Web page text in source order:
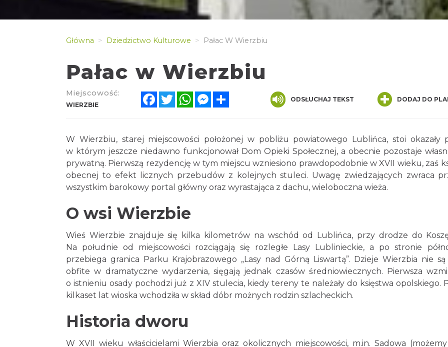
Główna Dziedzictwo Kulturowe Pałac W Wierzbiu
Pałac w Wierzbiu
Miejscowość:
WIERZBIE
FacebookTwitterWhatsAppMessenger ODSŁUCHAJ TEKST DODAJ DO
W Wierzbiu, starej miejscowości położonej w pobliżu powiatowego Lublińca, stoi okazały
w którym jeszcze niedawno funkcjonował Dom Opieki Społecznej, a obecnie pozostaje
prywatną. Pierwszą rezydencję w tym miejscu wzniesiono prawdopodobnie w XVII wieku, zaś
obecnej to efekt licznych przebudów z kolejnych stuleci. Uwagę zwiedzających zwraca
wszystkim barokowy portal główny oraz wyrastająca z dachu, wieloboczna wieża.
O wsi Wierzbie
Wieś Wierzbie znajduje się kilka kilometrów na wschód od Lublińca, przy drodze do
Na południe od miejscowości rozciągają się rozległe Lasy Lublinieckie, a po stronie
przebiega granica Parku Krajobrazowego „Lasy nad Górną Liswartą”. Dzieje Wierzbia nie
obfite w dramatyczne wydarzenia, sięgają jednak czasów średniowiecznych. Pierwsza
o istnieniu osady pochodzi już z XIV stulecia, kiedy tereny te należały do księstwa opolskiego.
kilkaset lat wioska wchodziła w skład dóbr możnych rodzin szlacheckich.
Historia dworu
W XVII wieku właścicielami Wierzbia oraz okolicznych miejscowości, m.in. Sadowa